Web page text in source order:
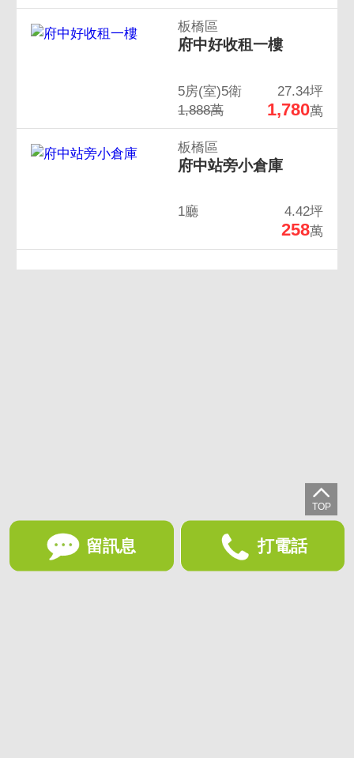
板橋區
府中好收租一樓
5房(室)5衛
27.34坪
1,888萬
1,780萬
板橋區
府中站旁小倉庫
1廳 4.42坪
258萬
留訊息 打電話